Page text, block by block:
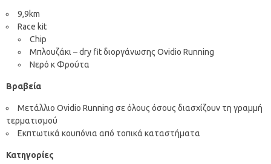
9,9km
Race kit
Chip
Μπλουζάκι – dry fit διοργάνωσης Ovidio Running
Νερό κ Φρούτα
Βραβεία
Μετάλλιο Ovidio Running σε όλους όσους διασχίζουν τη γραμμή
τερματισμού
Εκπτωτικά κουπόνια από τοπικά καταστήματα
Κατηγορίες